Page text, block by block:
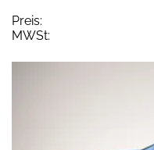
Preis:
MWSt: